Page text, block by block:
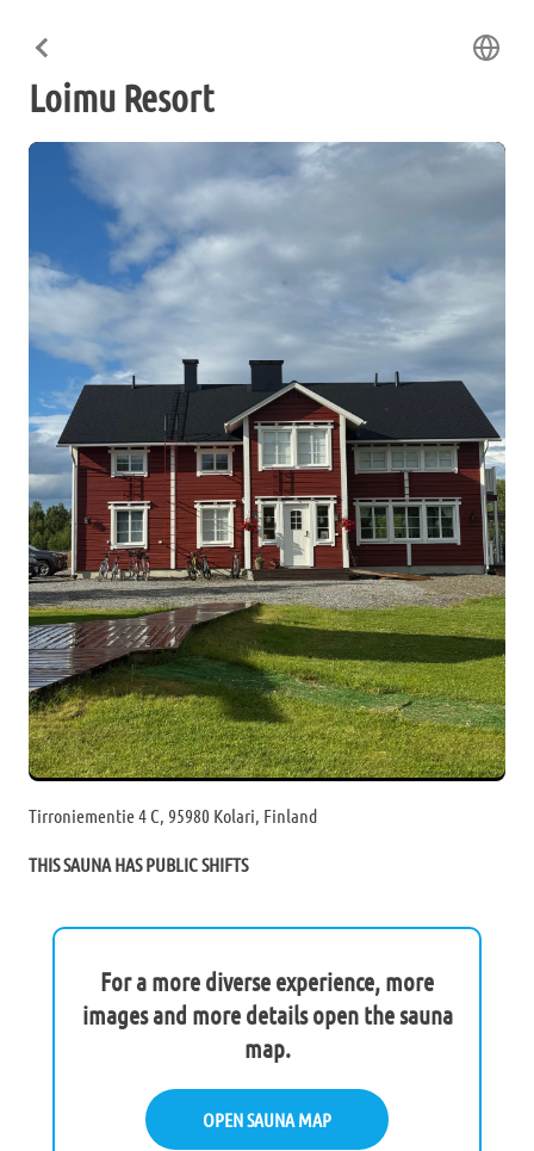
Loimu Resort
Tirroniementie 4 C, 95980 Kolari, Finland
THIS SAUNA HAS PUBLIC SHIFTS
For a more diverse experience, more
images and more details open the sauna
map.
OPEN SAUNA MAP